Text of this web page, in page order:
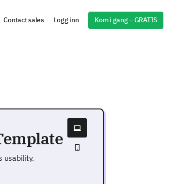
Contact sales Logg inn Kom i gang – GRATIS
usability.